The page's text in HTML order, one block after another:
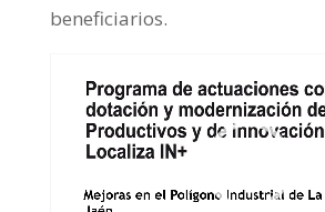
beneficiarios.
vídeo